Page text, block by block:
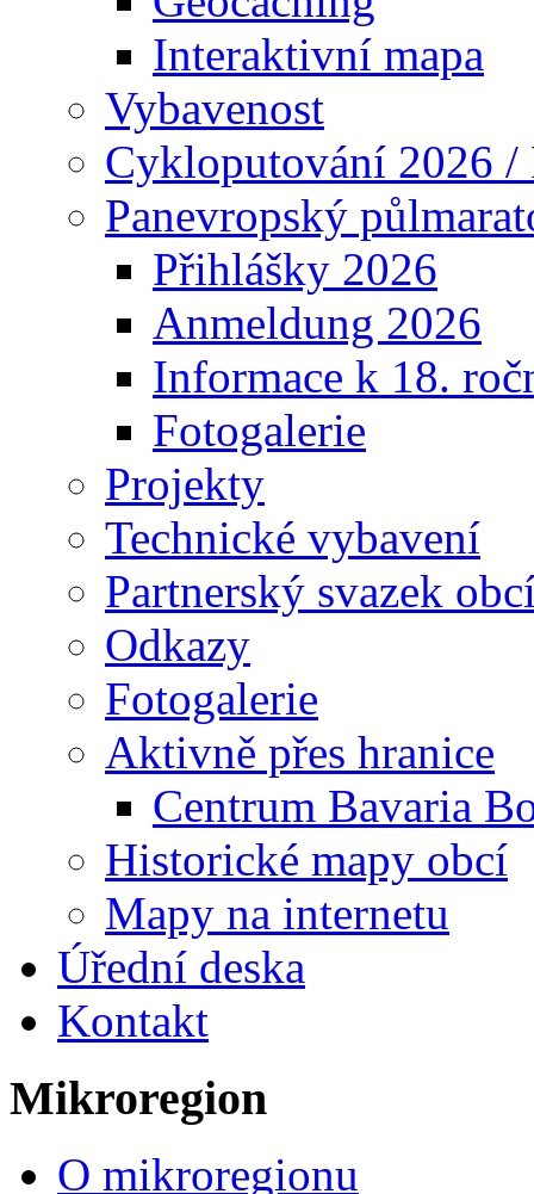
Interaktivní mapa
Vybavenost
Cykloputování 2026 /
Panevropský
Přihlášky 2026
Anmeldung 2026
Informace k 18.
Fotogalerie
Projekty
Technické vybavení
Partnerský svazek
Odkazy
Fotogalerie
Aktivně přes hranice
Centrum Bavaria
Historické mapy obcí
Mapy na internetu
Úřední deska
Kontakt
Mikroregion
O mikroregionu